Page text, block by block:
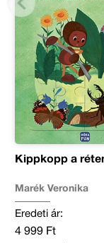
Kippkopp a
Marék Veronika
Eredeti ár:
4 999 Ft